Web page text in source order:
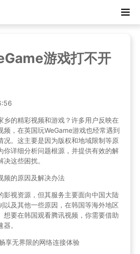
游戏打不开
乡的精彩视频和游戏？许多用户反映在
频，在英国玩WeGame游戏也经常遇到
况。这主要是因为版权和地域限制等原
你详细分析问题根源，并提供有效的解
这些困扰。
频的原因及解决办法
影视资源，但其服务主要面向中国大陆
以及其他一些原因，在韩国等海外地区
想要在韩国观看腾讯视频，你需要借助
。
享无界限的网络连接体验